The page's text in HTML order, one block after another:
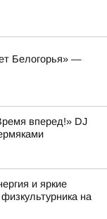
Белогорья» —
вперед!» DJ
и яркие
на